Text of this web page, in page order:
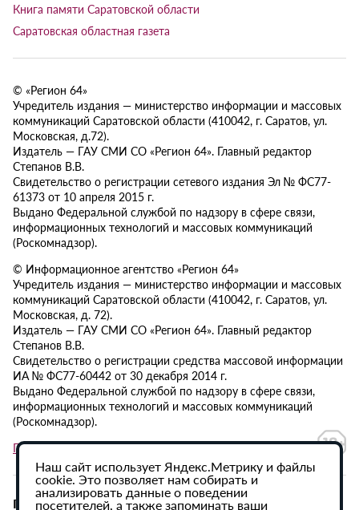
Книга памяти Саратовской области
Саратовская областная газета
© «Регион 64»
Учредитель издания — министерство информации и массовых
коммуникаций Саратовской области (410042, г. Саратов, ул.
Московская, д.72).
Издатель — ГАУ СМИ СО «Регион 64». Главный редактор
Степанов В.В.
Свидетельство о регистрации сетевого издания Эл № ФС77-
61373 от 10 апреля 2015 г.
Выдано Федеральной службой по надзору в сфере связи,
информационных технологий и массовых коммуникаций
(Роскомнадзор).
© Информационное агентство «Регион 64»
Учредитель издания — министерство информации и массовых
коммуникаций Саратовской области (410042, г. Саратов, ул.
Московская, д. 72).
Издатель — ГАУ СМИ СО «Регион 64». Главный редактор
Степанов В.В.
Свидетельство о регистрации средства массовой информации
ИА № ФС77-60442 от 30 декабря 2014 г.
Выдано Федеральной службой по надзору в сфере связи,
информационных технологий и массовых коммуникаций
(Роскомнадзор).
Политика в отношении обработки персональных данных
При использовании материалов сайта активная
Наш сайт использует Яндекс.Метрику и файлы
cookie. Это позволяет нам собирать и
анализировать данные о поведении
посетителей, а также запоминать ваши